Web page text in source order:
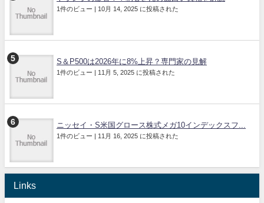
1件のビュー | 10月 14, 2025 に投稿された
S＆P500は2026年に8%上昇？専門家の見解
1件のビュー | 11月 5, 2025 に投稿された
ニッセイ・S米国グロース株式メガ10インデックスフ...
1件のビュー | 11月 16, 2025 に投稿された
Links